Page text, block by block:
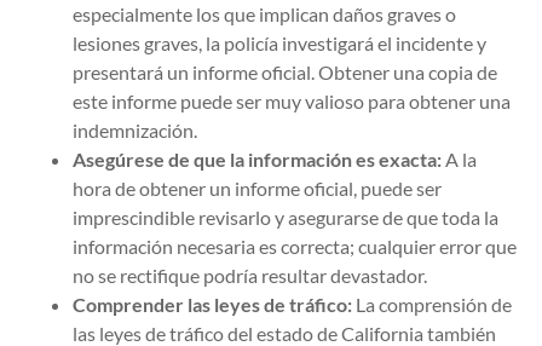
especialmente los que implican daños graves o
lesiones graves, la policía investigará el incidente y
presentará un informe oficial. Obtener una copia de
este informe puede ser muy valioso para obtener una
indemnización.
Asegúrese de que la información es exacta: A la
hora de obtener un informe oficial, puede ser
imprescindible revisarlo y asegurarse de que toda la
información necesaria es correcta; cualquier error que
no se rectifique podría resultar devastador.
Comprender las leyes de tráfico: La comprensión de
las leyes de tráfico del estado de California también